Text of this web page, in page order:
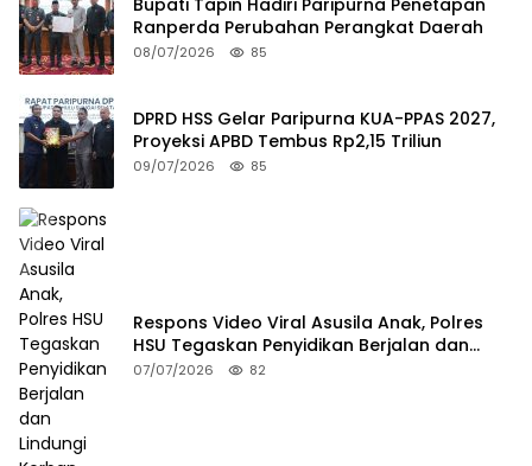
Bupati Tapin Hadiri Paripurna Penetapan
Ranperda Perubahan Perangkat Daerah
08/07/2026 85
DPRD HSS Gelar Paripurna KUA-PPAS 2027,
Proyeksi APBD Tembus Rp2,15 Triliun
09/07/2026 85
Respons Video Viral Asusila Anak, Polres
HSU Tegaskan Penyidikan Berjalan dan
Lindungi Korban
07/07/2026 82